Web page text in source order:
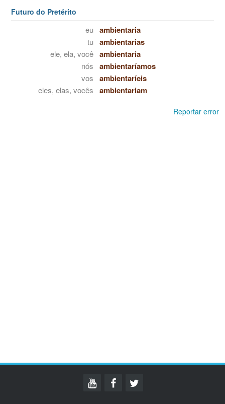
Futuro do Pretérito
eu ambientaria
tu ambientarias
ele, ela, você ambientaria
nós ambientaríamos
vos ambientaríeis
eles, elas, vocês ambientariam
Reportar error